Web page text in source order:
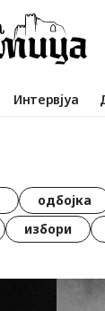
Интервјуа
одбојка
избори